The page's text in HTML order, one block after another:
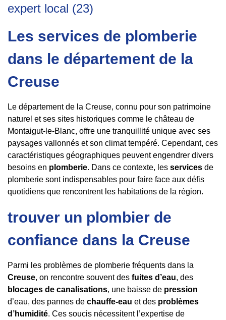
expert local (23)
Les services de plomberie
dans le département de la
Creuse
Le département de la Creuse, connu pour son patrimoine
naturel et ses sites historiques comme le château de
Montaigut-le-Blanc, offre une tranquillité unique avec ses
paysages vallonnés et son climat tempéré. Cependant, ces
caractéristiques géographiques peuvent engendrer divers
besoins en plomberie. Dans ce contexte, les services de
plomberie sont indispensables pour faire face aux défis
quotidiens que rencontrent les habitations de la région.
trouver un plombier de
confiance dans la Creuse
Parmi les problèmes de plomberie fréquents dans la
Creuse, on rencontre souvent des fuites d’eau, des
blocages de canalisations, une baisse de pression
d’eau, des pannes de chauffe-eau et des problèmes
d’humidité. Ces soucis nécessitent l’expertise de